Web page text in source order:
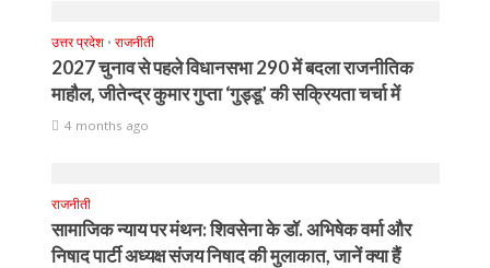
उत्तर प्रदेश • राजनीती
2027 चुनाव से पहले विधानसभा 290 में बदला राजनीतिक
माहौल, जीतेन्द्र कुमार गुप्ता ‘गुड्डू’ की सक्रियता चर्चा में
4 months ago
राजनीती
सामाजिक न्याय पर मंथन: शिवसेना के डॉ. अभिषेक वर्मा और
निषाद पार्टी अध्यक्ष संजय निषाद की मुलाकात, जानें क्या हैं